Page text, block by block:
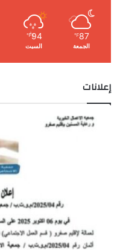
87
℉
الجمعة
94
℉
السبت
إعلانات